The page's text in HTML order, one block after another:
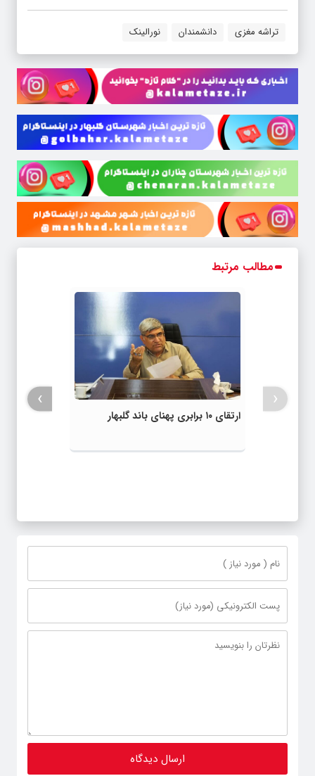
تراشه مغزی دانشمندان نورالینک
مطالب مرتبط
ارتقای ۱۰ برابری پهنای باند گلبهار
‹
›